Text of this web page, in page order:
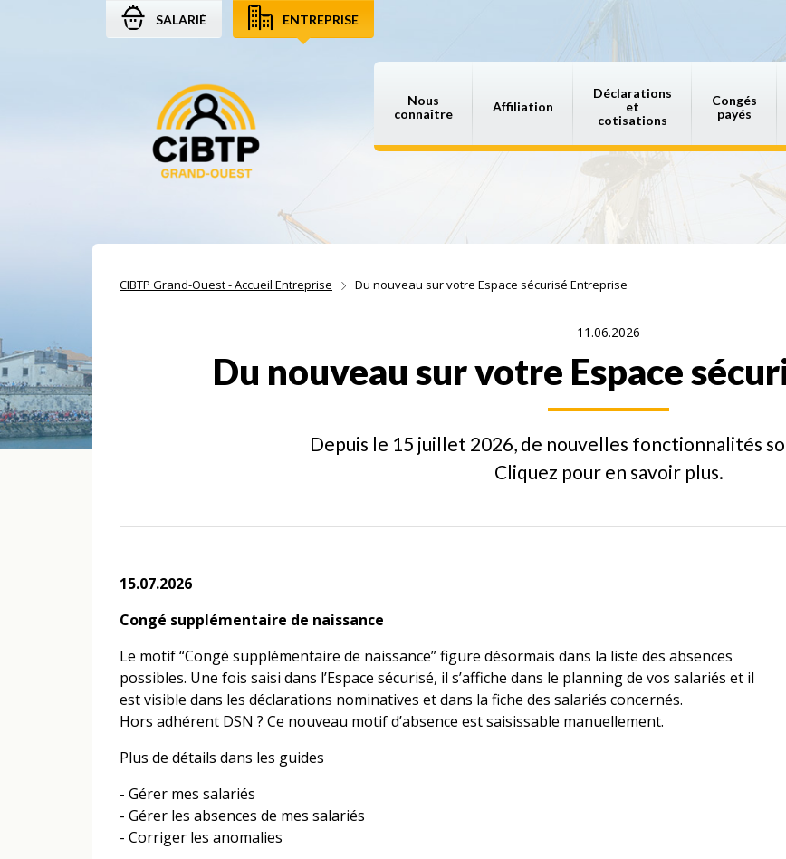
Aller au contenu
Aller à la recherche
Aller à la navigation
SALARIÉ ENTREPRISE
Nous
connaître
Affiliation
Déclarations
et
cotisations
Congés
payés
CIBTP Grand-Ouest - Accueil Entreprise Du nouveau sur votre Espace sécurisé Entreprise
11.06.2026
Du nouveau sur votre Espace
Depuis le 15 juillet 2026, de nouvelles fonctionnalités
Cliquez pour en savoir plus.
15.07.2026
Congé supplémentaire de naissance
Le motif “Congé supplémentaire de naissance” figure désormais dans la liste des absences
possibles. Une fois saisi dans l’Espace sécurisé, il s’affiche dans le planning de vos salariés et il
est visible dans les déclarations nominatives et dans la fiche des salariés concernés.
Hors adhérent DSN ? Ce nouveau motif d’absence est saisissable manuellement.
Plus de détails dans les guides
- Gérer mes salariés
- Gérer les absences de mes salariés
- Corriger les anomalies